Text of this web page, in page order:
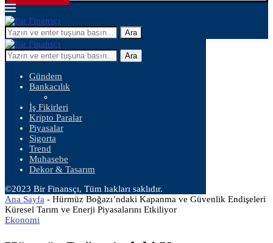
Ara
Ara
Gündem
Bankacılık
İş Fikirleri
Kripto Paralar
Piyasalar
Sigorta
Trend
Muhasebe
Dekor & Tasarım
©2023 Bir Finansçı, Tüm hakları saklıdır.
Ana Sayfa - Hürmüz Boğazı’ndaki Kapanma ve Güvenlik Endişeleri
Küresel Tarım ve Enerji Piyasalarını Etkiliyor
Ekonomi